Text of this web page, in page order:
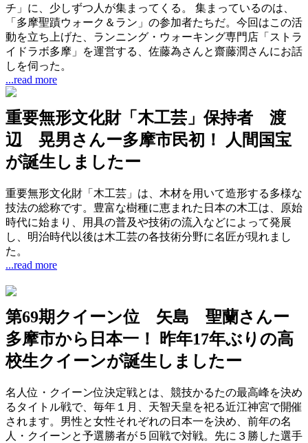
チ」に、少しずつ人が集まってくる。 集まっているのは、
「多摩聖蹟ウォーク＆ラン」の参加者たちだ。今回はこの活
動を立ち上げた、ランニング・ウォーキング専門店「ストラ
イドラボ多摩」を運営する、佐藤為さんと齋藤潤さんにお話
しを伺った。
...read more
重要無形文化財「木工芸」保持者 渡
辺 晃男さんー多摩市民初！ 人間国宝
が誕生しましたー
重要無形文化財「木工芸」は、木材を用いて造形する多様な
技法の総称です。豊富な樹種に恵まれた日本の木工は、原始
時代に始まり、用具の普及や技術の流入などによって発展
し、明治時代以後は木工芸の各技術分野に名匠が現れまし
た。
...read more
第69期クイーン位 矢島 聖蘭さんー
多摩市から日本一！ 昨年17年ぶりの高
校生クイーンが誕生しましたー
名人位・クイーン位決定戦とは、競技かるたの最高峰を決め
るタイトル戦で、毎年１月、天智天皇を祀る近江神宮で開催
されます。男性と女性それぞれの日本一を決め、前年の名
人・クイーンと予選勝者が５回戦で対戦。先に３勝した選手